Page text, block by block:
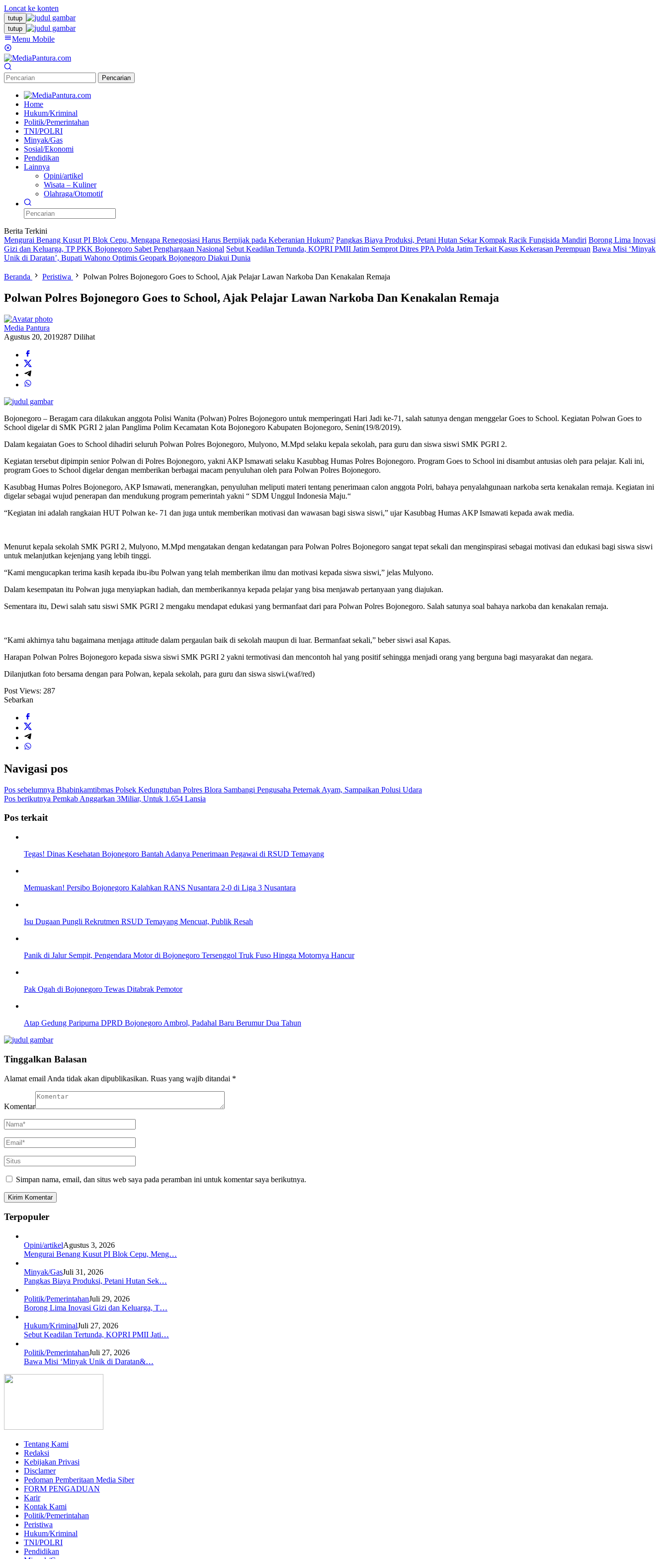
Loncat ke konten
tutup
tutup
Menu Mobile
Pencarian
Home
Hukum/Kriminal
Politik/Pemerintahan
TNI/POLRI
Minyak/Gas
Sosial/Ekonomi
Pendidikan
Lainnya
Opini/artikel
Wisata – Kuliner
Olahraga/Otomotif
Berita Terkini
Mengurai Benang Kusut PI Blok Cepu, Mengapa Renegosiasi Harus Berpijak pada Keberanian Hukum? Pangkas Biaya Produksi, Petani Hutan Sekar Kompak Racik Fungisida Mandiri Borong Lima Inovasi
Gizi dan Keluarga, TP PKK Bojonegoro Sabet Penghargaan Nasional Sebut Keadilan Tertunda, KOPRI PMII Jatim Semprot Ditres PPA Polda Jatim Terkait Kasus Kekerasan Perempuan Bawa Misi ‘Minyak
Unik di Daratan’, Bupati Wahono Optimis Geopark Bojonegoro Diakui Dunia
Beranda Peristiwa Polwan Polres Bojonegoro Goes to School, Ajak Pelajar Lawan Narkoba Dan Kenakalan Remaja
Polwan Polres Bojonegoro Goes to School, Ajak Pelajar Lawan Narkoba Dan Kenakalan Remaja
Media Pantura
Agustus 20, 2019287 Dilihat
Bojonegoro – Beragam cara dilakukan anggota Polisi Wanita (Polwan) Polres Bojonegoro untuk memperingati Hari Jadi ke-71, salah satunya dengan menggelar Goes to School. Kegiatan Polwan Goes to
School digelar di SMK PGRI 2 jalan Panglima Polim Kecamatan Kota Bojonegoro Kabupaten Bojonegoro, Senin(19/8/2019).
Dalam kegaiatan Goes to School dihadiri seluruh Polwan Polres Bojonegoro, Mulyono, M.Mpd selaku kepala sekolah, para guru dan siswa siswi SMK PGRI 2.
Kegiatan tersebut dipimpin senior Polwan di Polres Bojonegoro, yakni AKP Ismawati selaku Kasubbag Humas Polres Bojonegoro. Program Goes to School ini disambut antusias oleh para pelajar. Kali ini,
program Goes to School digelar dengan memberikan berbagai macam penyuluhan oleh para Polwan Polres Bojonegoro.
Kasubbag Humas Polres Bojonegoro, AKP Ismawati, menerangkan, penyuluhan meliputi materi tentang penerimaan calon anggota Polri, bahaya penyalahgunaan narkoba serta kenakalan remaja. Kegiatan ini
digelar sebagai wujud penerapan dan mendukung program pemerintah yakni “ SDM Unggul Indonesia Maju.“
“Kegiatan ini adalah rangkaian HUT Polwan ke- 71 dan juga untuk memberikan motivasi dan wawasan bagi siswa siswi,” ujar Kasubbag Humas AKP Ismawati kepada awak media.
Menurut kepala sekolah SMK PGRI 2, Mulyono, M.Mpd mengatakan dengan kedatangan para Polwan Polres Bojonegoro sangat tepat sekali dan menginspirasi sebagai motivasi dan edukasi bagi siswa siswi
untuk melanjutkan kejenjang yang lebih tinggi.
“Kami mengucapkan terima kasih kepada ibu-ibu Polwan yang telah memberikan ilmu dan motivasi kepada siswa siswi,” jelas Mulyono.
Dalam kesempatan itu Polwan juga menyiapkan hadiah, dan memberikannya kepada pelajar yang bisa menjawab pertanyaan yang diajukan.
Sementara itu, Dewi salah satu siswi SMK PGRI 2 mengaku mendapat edukasi yang bermanfaat dari para Polwan Polres Bojonegoro. Salah satunya soal bahaya narkoba dan kenakalan remaja.
“Kami akhirnya tahu bagaimana menjaga attitude dalam pergaulan baik di sekolah maupun di luar. Bermanfaat sekali,” beber siswi asal Kapas.
Harapan Polwan Polres Bojonegoro kepada siswa siswi SMK PGRI 2 yakni termotivasi dan mencontoh hal yang positif sehingga menjadi orang yang berguna bagi masyarakat dan negara.
Dilanjutkan foto bersama dengan para Polwan, kepala sekolah, para guru dan siswa siswi.(waf/red)
Post Views: 287
Sebarkan
Navigasi pos
Pos sebelumnya Bhabinkamtibmas Polsek Kedungtuban Polres Blora Sambangi Pengusaha Peternak Ayam, Sampaikan Polusi Udara
Pos berikutnya Pemkab Anggarkan 3Miliar, Untuk 1.654 Lansia
Pos terkait
Tegas! Dinas Kesehatan Bojonegoro Bantah Adanya Penerimaan Pegawai di RSUD Temayang
Memuaskan! Persibo Bojonegoro Kalahkan RANS Nusantara 2-0 di Liga 3 Nusantara
Isu Dugaan Pungli Rekrutmen RSUD Temayang Mencuat, Publik Resah
Panik di Jalur Sempit, Pengendara Motor di Bojonegoro Tersenggol Truk Fuso Hingga Motornya Hancur
Pak Ogah di Bojonegoro Tewas Ditabrak Pemotor
Atap Gedung Paripurna DPRD Bojonegoro Ambrol, Padahal Baru Berumur Dua Tahun
Tinggalkan Balasan
Alamat email Anda tidak akan dipublikasikan. Ruas yang wajib ditandai *
Komentar
Simpan nama, email, dan situs web saya pada peramban ini untuk komentar saya berikutnya.
Terpopuler
Opini/artikelAgustus 3, 2026
Mengurai Benang Kusut PI Blok Cepu, Meng…
Minyak/GasJuli 31, 2026
Pangkas Biaya Produksi, Petani Hutan Sek…
Politik/PemerintahanJuli 29, 2026
Borong Lima Inovasi Gizi dan Keluarga, T…
Hukum/KriminalJuli 27, 2026
Sebut Keadilan Tertunda, KOPRI PMII Jati…
Politik/PemerintahanJuli 27, 2026
Bawa Misi ‘Minyak Unik di Daratan&…
Tentang Kami
Redaksi
Kebijakan Privasi
Disclamer
Pedoman Pemberitaan Media Siber
FORM PENGADUAN
Karir
Kontak Kami
Politik/Pemerintahan
Peristiwa
Hukum/Kriminal
TNI/POLRI
Pendidikan